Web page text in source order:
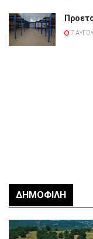
7
ΔΗΜΟΦΙΛΉ